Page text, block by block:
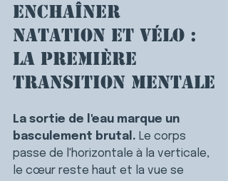
Enchaîner
natation et vélo :
la première
transition mentale
La sortie de l'eau marque un
basculement brutal. Le corps
passe de l'horizontale à la verticale,
le cœur reste haut et la vue se